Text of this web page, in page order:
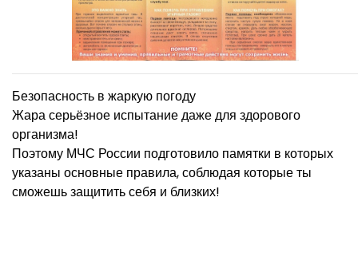
Безопасность в жаркую погоду
Жара серьёзное испытание даже для здорового
организма!
Поэтому МЧС России подготовило памятки в которых
указаны основные правила, соблюдая которые ты
сможешь защитить себя и близких!